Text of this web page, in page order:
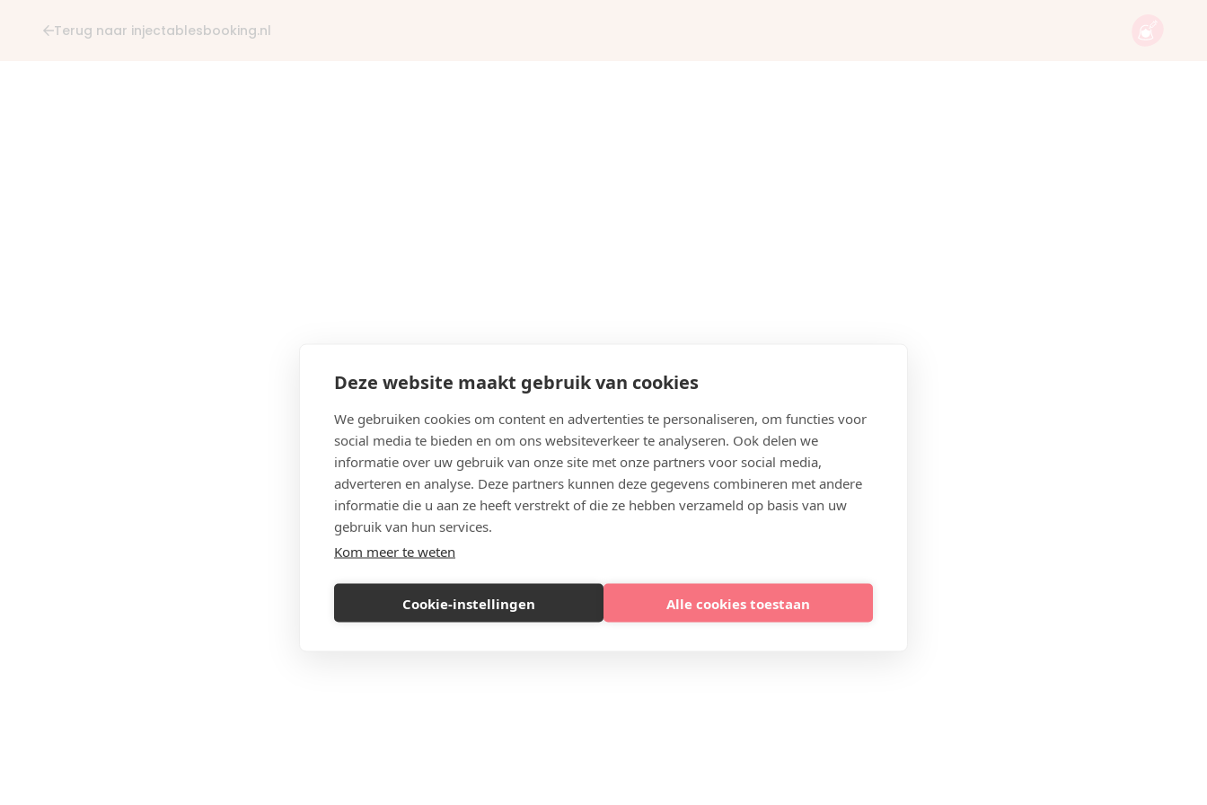
Deze website maakt gebruik van cookies
We gebruiken cookies om content en advertenties te personaliseren, om functies voor
social media te bieden en om ons websiteverkeer te analyseren. Ook delen we
informatie over uw gebruik van onze site met onze partners voor social media,
adverteren en analyse. Deze partners kunnen deze gegevens combineren met andere
informatie die u aan ze heeft verstrekt of die ze hebben verzameld op basis van uw
gebruik van hun services.
Kom meer te weten
Cookie-instellingen Alle cookies toestaan
Terug naar injectablesbooking.nl